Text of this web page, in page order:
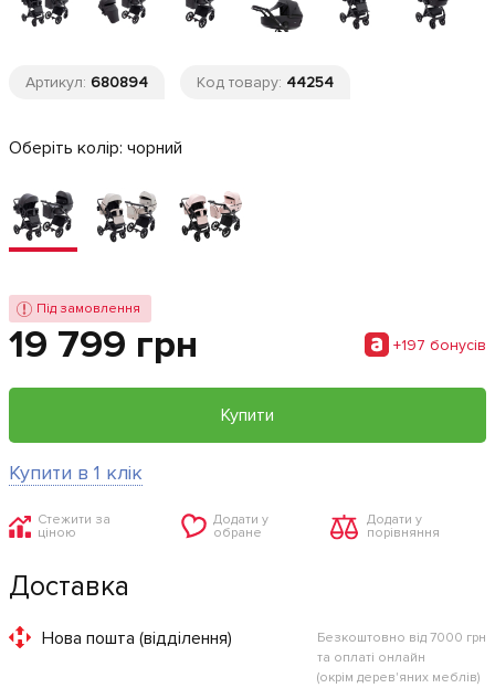
Артикул: 680894 Код товару: 44254
Оберіть колір: чорний
Під замовлення
19 799 грн +197 бонусiв
Купити
Купити в 1 клік
Стежити за
ціною
Додати у
обране
Додати у
порівняння
Доставка
Нова пошта (відділення)
Безкоштовно від 7000 грн
та оплаті онлайн
(окрім дерев'яних меблів)